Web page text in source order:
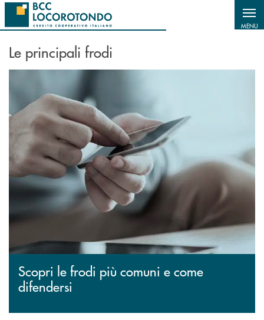
Salta al contenuto principale
MENU
Le principali frodi
Scopri le frodi più comuni e come
difendersi